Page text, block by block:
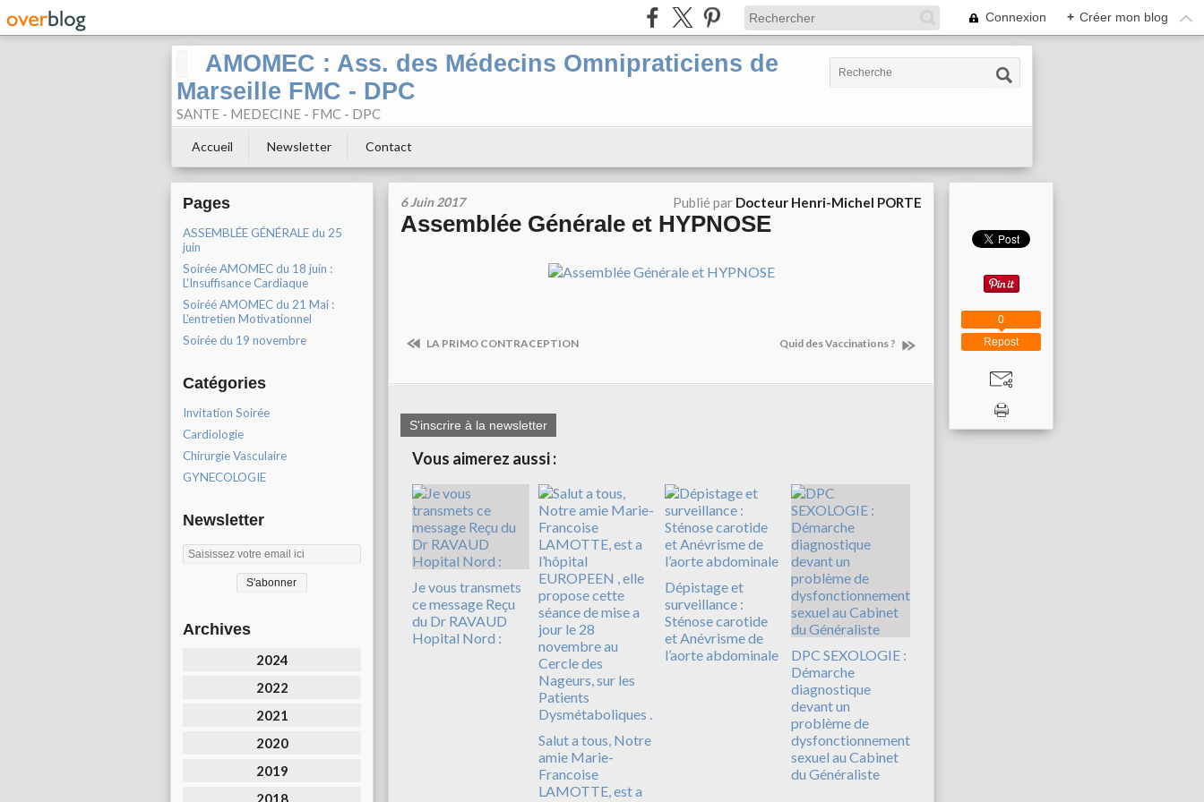
Connexion + Créer mon blog
AMOMEC : Ass. des Médecins Omnipraticiens de
Marseille FMC - DPC
SANTE - MEDECINE - FMC - DPC
Accueil Newsletter Contact
Pages
ASSEMBLÉE GÉNÉRALE du 25
juin
Soirée AMOMEC du 18 juin :
L'Insuffisance Cardiaque
Soiréé AMOMEC du 21 Mai :
L'entretien Motivationnel
Soirée du 19 novembre
Catégories
Invitation Soirée
Cardiologie
Chirurgie Vasculaire
GYNECOLOGIE
Newsletter
Archives
2024
2022
2021
2020
2019
2018
6 Juin 2017 Publié par Docteur Henri-Michel PORTE
Assemblée Générale et HYPNOSE
LA PRIMO CONTRACEPTION Quid des Vaccinations ?
S'inscrire à la newsletter
Vous aimerez aussi :
Je vous transmets
ce message Reçu
du Dr RAVAUD
Hopital Nord :
Salut a tous, Notre
amie Marie-
Francoise
LAMOTTE, est a
Dépistage et
surveillance :
Sténose carotide
et Anévrisme de
l’aorte abdominale
DPC SEXOLOGIE :
Démarche
diagnostique
devant un
problème de
dysfonctionnement
sexuel au Cabinet
du Généraliste
Repost
0